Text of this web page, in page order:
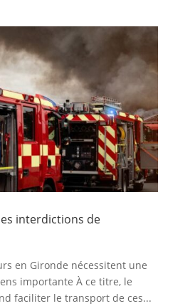
interdictions de
en Gironde nécessitent une
importante À ce titre, le
faciliter le transport de ces...